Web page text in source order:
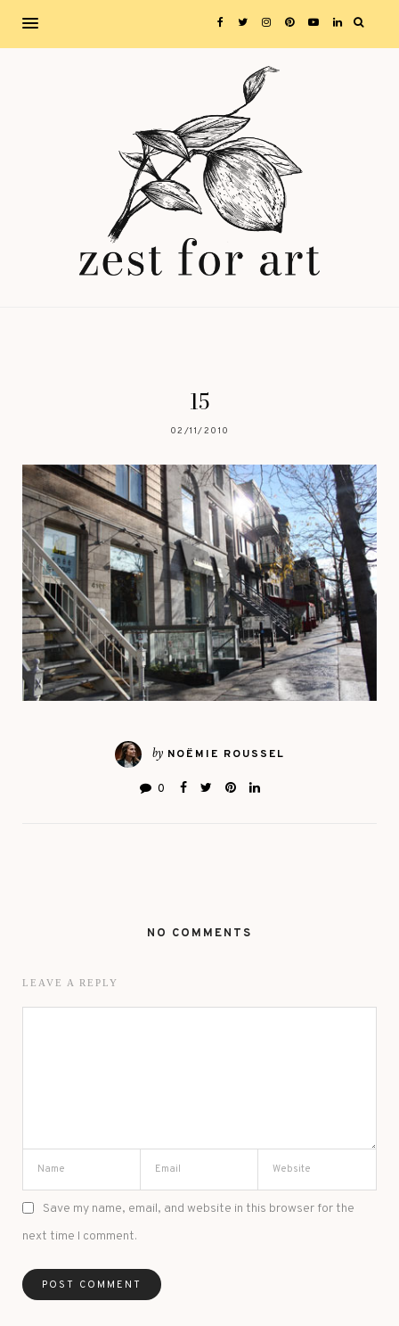
15
02/11/2010
by NOËMIE ROUSSEL
0
NO COMMENTS
LEAVE A REPLY
Save my name, email, and website in this browser for the
next time I comment.